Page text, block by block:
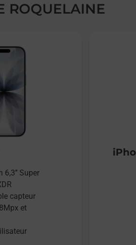
ROQUELAINE
6,3’’ Super
capteur
et